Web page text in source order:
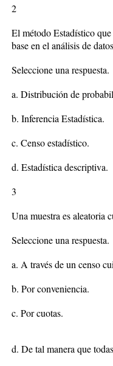
2
El método Estadístico
base en el análisis de
Seleccione una respuesta.
a. Distribución de
b. Inferencia Estadística.
c. Censo estadístico.
d. Estadística descriptiva.
3
Una muestra es aleatoria
Seleccione una respuesta.
a. A través de un censo
b. Por conveniencia.
c. Por cuotas.
d. De tal manera que